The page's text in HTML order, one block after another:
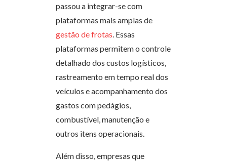
passou a integrar-se com
plataformas mais amplas de
gestão de frotas. Essas
plataformas permitem o controle
detalhado dos custos logísticos,
rastreamento em tempo real dos
veículos e acompanhamento dos
gastos com pedágios,
combustível, manutenção e
outros itens operacionais.
Além disso, empresas que